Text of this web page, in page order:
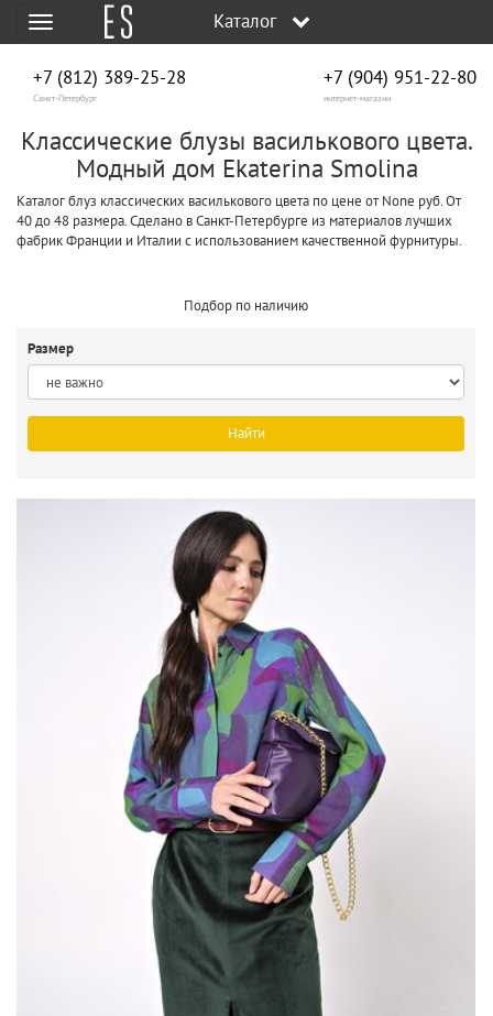
Меню Каталог
+7 (812) 389-25-28
Санкт-Петербург
+7 (904) 951‑22‑80
интернет-магазин
Классические блузы василькового цвета.
Модный дом Ekaterina Smolina
Каталог блуз классических василькового цвета по цене от None руб. От
40 до 48 размера. Сделано в Санкт-Петербурге из материалов лучших
фабрик Франции и Италии с использованием качественной фурнитуры.
Подбор по наличию
Размер